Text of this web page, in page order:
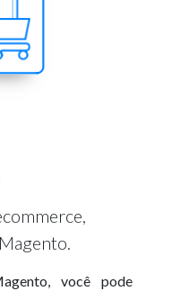
você pode